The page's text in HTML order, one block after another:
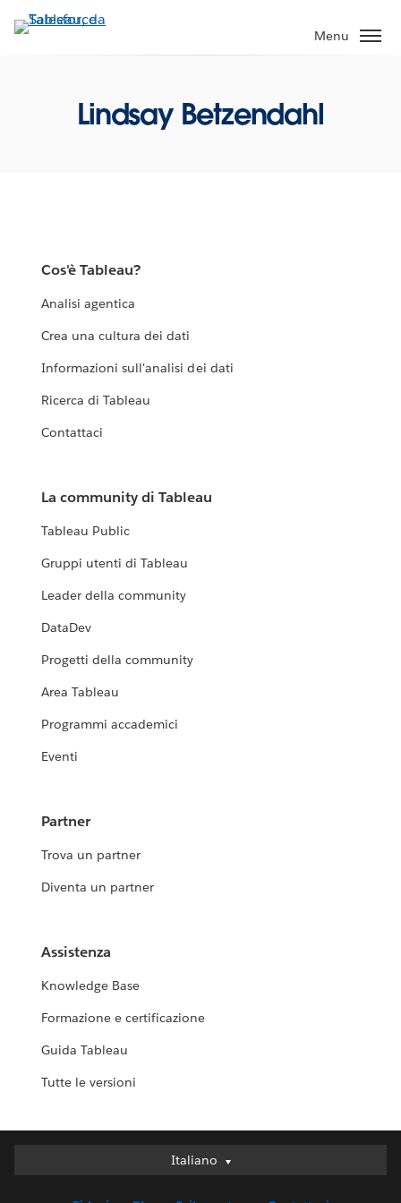
Passa
Menu
Lindsay Betzendahl
Cos'è Tableau?
Analisi agentica
Crea una cultura dei dati
Informazioni sull'analisi dei dati
Ricerca di Tableau
Contattaci
La community di Tableau
Tableau Public
Gruppi utenti di Tableau
Leader della community
DataDev
Progetti della community
Area Tableau
Programmi accademici
Eventi
Partner
Trova un partner
Diventa un partner
Assistenza
Knowledge Base
Formazione e certificazione
Guida Tableau
Tutte le versioni
Italiano
Italiano